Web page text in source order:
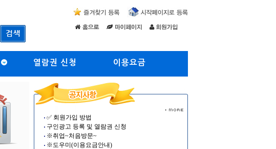
열람권 신청 이용요금
✅ 회원가입 방법
구인광고 등록 및 열람권 신청
※취업~처음방문~
※도우미(이용요금안내)